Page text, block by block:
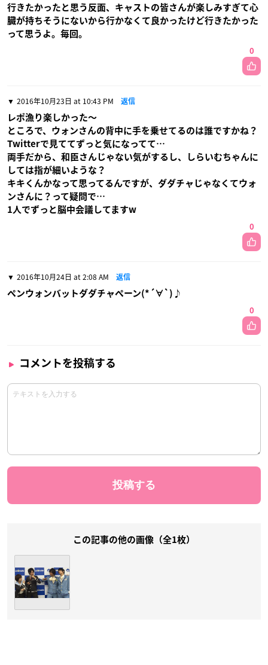
行きたかったと思う反面、キャストの皆さんが楽しみすぎて心
臓が持ちそうにないから行かなくて良かったけど行きたかった
って思うよ。毎回。
0
2016年10月23日 at 10:43 PM 返信
レポ漁り楽しかった〜
ところで、ウォンさんの背中に手を乗せてるのは誰ですかね？
Twitterで見ててずっと気になってて…
両手だから、和臣さんじゃない気がするし、しらいむちゃんに
しては指が細いような？
キキくんかなって思ってるんですが、ダダチャじゃなくてウォ
ンさんに？って疑問で…
1人でずっと脳中会議してますw
0
2016年10月24日 at 2:08 AM 返信
ペンウォンバットダダチャペーン(*´∀`)♪
0
コメントを投稿する
この記事の他の画像（全1枚）